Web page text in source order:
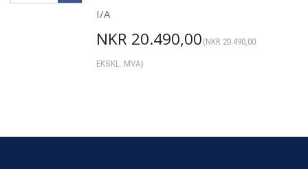
I/A
NKR 20.490,00 (NKR 20.490,00
EKSKL. MVA)